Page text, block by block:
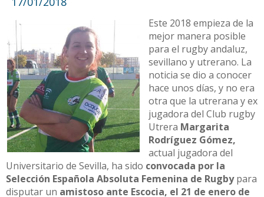
Este 2018 empieza de la
mejor manera posible
para el rugby andaluz,
sevillano y utrerano. La
noticia se dio a conocer
hace unos días, y no era
otra que la utrerana y ex
jugadora del Club rugby
Utrera Margarita
Rodríguez Gómez,
actual jugadora del
Universitario de Sevilla, ha sido convocada por la
Selección Española Absoluta Femenina de Rugbypara
disputar un amistoso ante Escocia, el 21 de enero de